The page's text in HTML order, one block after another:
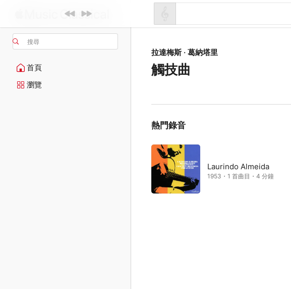
搜尋
首頁
瀏覽
拉達梅斯 · 葛納塔里
觸技曲
熱門錄音
Laurindo Almeida
1953・1 首曲目・4 分鐘